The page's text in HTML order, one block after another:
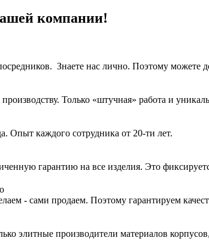
компании!
Знаете нас лично. Поэтому можете
Только «штучная» работа и
Опыт каждого сотрудника от 20-ти лет.
гарантию на все изделия. Это
- сами продаем. Поэтому гарантируем
элитные производители материалов